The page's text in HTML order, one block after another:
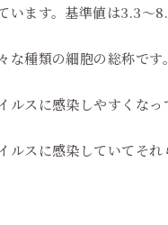
います。基準値は3.3～
な種類の細胞の総称で
スに感染しやすくなっ
ルスに感染していてそ